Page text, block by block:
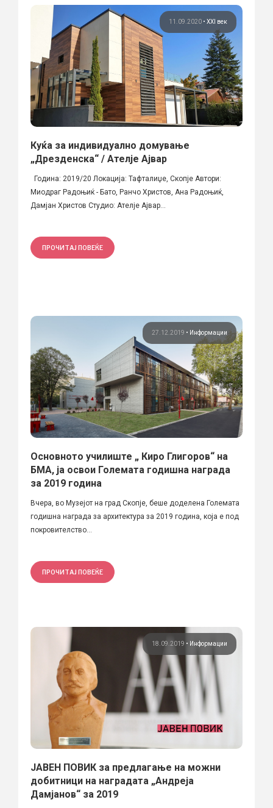
11.09.2020 • XXI век
Куќа за индивидуално домување
„Дрезденска“ / Ателје Ајвар
Година: 2019/20 Локација: Тафталиџе, Скопје Автори:
Миодраг Радоњиќ - Бато, Ранчо Христов, Ана Радоњиќ,
Дамјан Христов Студио: Ателје Ајвар...
ПРОЧИТАЈ ПОВЕЌЕ
27.12.2019 • Информации
Основното училиште „ Киро Глигоров“ на
БМА, ја освои Големата годишна награда
за 2019 година
Вчера, во Музејот на град Скопје, беше доделена Големата
годишна награда за архитектура за 2019 година, која е под
покровителство...
ПРОЧИТАЈ ПОВЕЌЕ
18.09.2019 • Информации
ЈАВЕН ПОВИК за предлагање на можни
добитници на наградата „Андреја
Дамјанов“ за 2019